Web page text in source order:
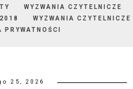
WYZWANIA CZYTELNICZE
WYZWANIA CZYTELNICZE
PRYWATNOŚCI
25, 2026